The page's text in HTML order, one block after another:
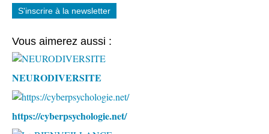
S'inscrire à la newsletter
Vous aimerez aussi :
NEURODIVERSITE
https://cyberpsychologie.net/